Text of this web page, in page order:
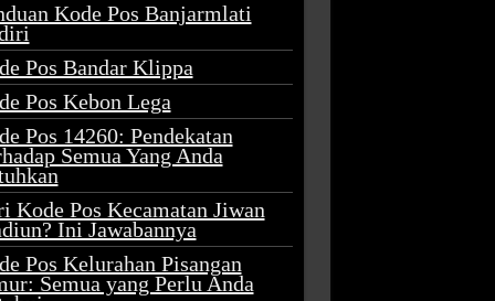
Kode Pos Banjarmlati
Pos Bandar Klippa
Pos Kebon Lega
Pos 14260: Pendekatan
Semua Yang Anda
Kode Pos Kecamatan Jiwan
Ini Jawabannya
Pos Kelurahan Pisangan
Semua yang Perlu Anda